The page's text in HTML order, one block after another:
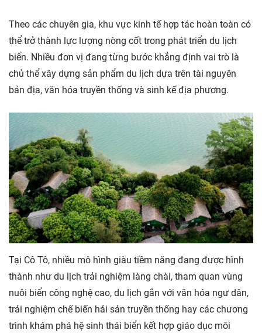
Theo các chuyên gia, khu vực kinh tế hợp tác hoàn toàn có
thể trở thành lực lượng nòng cốt trong phát triển du lịch
biển. Nhiều đơn vị đang từng bước khẳng định vai trò là
chủ thể xây dựng sản phẩm du lịch dựa trên tài nguyên
bản địa, văn hóa truyền thống và sinh kế địa phương.
Tại Cô Tô, nhiều mô hình giàu tiềm năng đang được hình
thành như du lịch trải nghiệm làng chài, tham quan vùng
nuôi biển công nghệ cao, du lịch gắn với văn hóa ngư dân,
trải nghiệm chế biến hải sản truyền thống hay các chương
trình khám phá hệ sinh thái biển kết hợp giáo dục môi